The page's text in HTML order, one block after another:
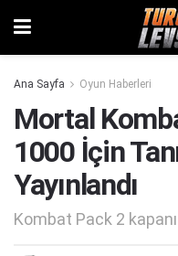
Ana Sayfa Oyun Haberleri
Mortal
1000 İçin
Yayınlandı
Kombat Pack 2